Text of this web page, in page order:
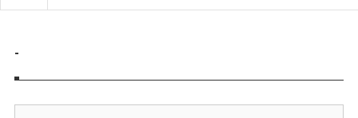
정
보
-